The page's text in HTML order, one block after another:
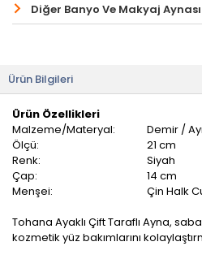
Diğer Banyo Ve Makyaj
Ürün Bilgileri
Ürün Özellikleri
Malzeme/Materyal:
Demir /
Ölçü:
21 cm
Renk:
Siyah
Çap:
14 cm
Menşei:
Çin Halk
Tohana Ayaklı Çift Taraflı Ayna,
kozmetik yüz bakımlarını